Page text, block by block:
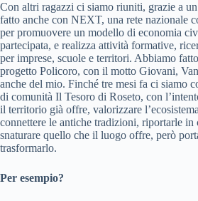
Con altri ragazzi ci siamo riuniti, grazie a
fatto anche con NEXT, una rete nazionale
per promuovere un modello di economia
partecipata, e realizza attività formative,
per imprese, scuole e territori. Abbiamo
progetto Policoro, con il motto Giovani,
anche del mio. Finché tre mesi fa ci siamo
di comunità Il Tesoro di Roseto, con
il territorio già offre, valorizzare
connettere le antiche tradizioni, riportarle in
snaturare quello che il luogo offre, però
trasformarlo.
Per esempio?